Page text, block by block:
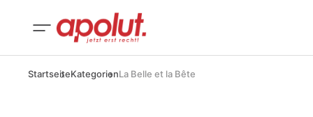
StartseiteKategorienLa Belle et la Bête